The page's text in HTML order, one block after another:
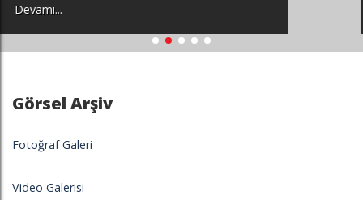
Görsel Arşiv
Fotoğraf Galeri
Video Galerisi